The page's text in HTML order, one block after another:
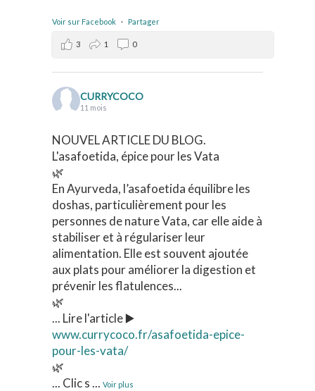
Voir sur Facebook · Partager
3 1 0
CURRYCOCO
11 mois
NOUVEL ARTICLE DU BLOG.
L'asafoetida, épice pour les Vata
🌿
En Ayurveda, l’asafoetida équilibre les
doshas, particulièrement pour les
personnes de nature Vata, car elle aide à
stabiliser et à régulariser leur
alimentation. Elle est souvent ajoutée
aux plats pour améliorer la digestion et
prévenir les flatulences...
🌿
... Lire l'article ▶️
www.currycoco.fr/asafoetida-epice-
pour-les-vata/
🌿
... Clic s... Voir plus